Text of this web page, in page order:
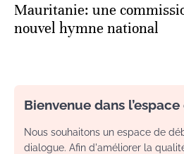
Mauritanie: une
nouvel hymne national
Bienvenue dans
Nous souhaitons un espace de
dialogue. Afin d'améliorer la